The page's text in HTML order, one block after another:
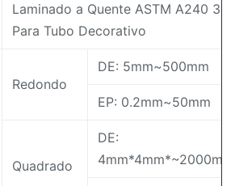
Laminado a Quente ASTM A240
Para Tubo Decorativo
Redondo
DE: 5mm~500mm
EP: 0.2mm~50mm
Quadrado
DE: